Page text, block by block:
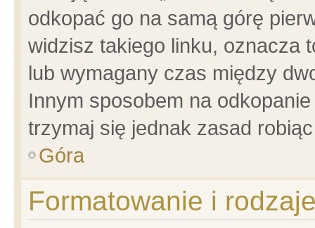
odkopać go na samą górę
widzisz takiego linku, oznacza
lub wymagany czas między
Innym sposobem na
trzymaj się jednak zasad
Góra
Formatowanie i